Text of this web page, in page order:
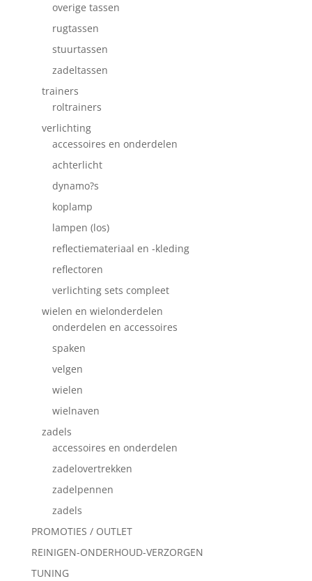
overige tassen
rugtassen
stuurtassen
zadeltassen
trainers
roltrainers
verlichting
accessoires en onderdelen
achterlicht
dynamo?s
koplamp
lampen (los)
reflectiemateriaal en -kleding
reflectoren
verlichting sets compleet
wielen en wielonderdelen
onderdelen en accessoires
spaken
velgen
wielen
wielnaven
zadels
accessoires en onderdelen
zadelovertrekken
zadelpennen
zadels
PROMOTIES / OUTLET
REINIGEN-ONDERHOUD-VERZORGEN
TUNING